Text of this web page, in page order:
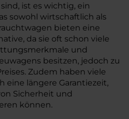
ist es wichtig, ein
sowohl wirtschaftlich als
bieten eine
da sie oft schon viele
und
besitzen, jedoch zu
Zudem haben viele
eine längere Garantiezeit,
Sicherheit und
können.